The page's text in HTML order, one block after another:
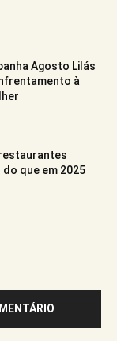
Agosto Lilás
à
que em 2025